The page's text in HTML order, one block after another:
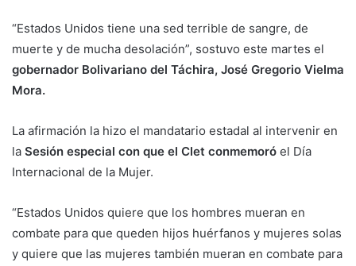
“Estados Unidos tiene una sed terrible de sangre, de
muerte y de mucha desolación”, sostuvo este martes el
gobernador Bolivariano del Táchira, José Gregorio Vielma
Mora.
La afirmación la hizo el mandatario estadal al intervenir en
la Sesión especial con que el Clet conmemoró el Día
Internacional de la Mujer.
“Estados Unidos quiere que los hombres mueran en
combate para que queden hijos huérfanos y mujeres solas
y quiere que las mujeres también mueran en combate para